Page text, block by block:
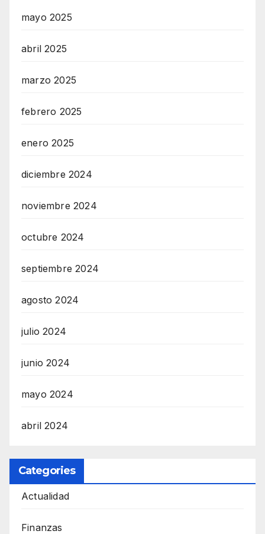
mayo 2025
abril 2025
marzo 2025
febrero 2025
enero 2025
diciembre 2024
noviembre 2024
octubre 2024
septiembre 2024
agosto 2024
julio 2024
junio 2024
mayo 2024
abril 2024
Categories
Actualidad
Finanzas